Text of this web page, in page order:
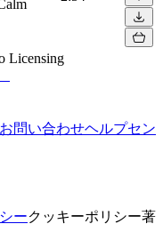
Licensing
お問い合わせヘルプセン
ークッキーポリシー著